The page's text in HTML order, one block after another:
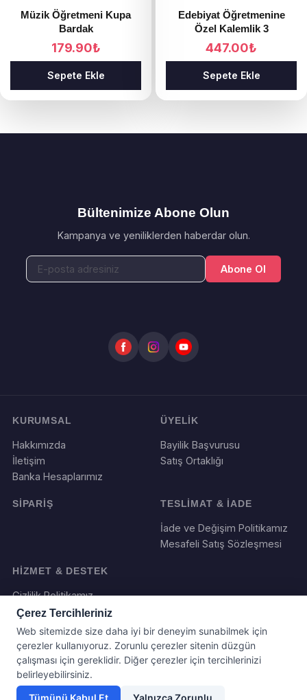
Müzik Öğretmeni Kupa
Bardak
179.90₺
Sepete Ekle
Edebiyat Öğretmenine
Özel Kalemlik 3
447.00₺
Sepete Ekle
Bültenimize Abone Olun
Kampanya ve yeniliklerden haberdar olun.
Abone Ol
KURUMSAL
Hakkımızda
İletişim
Banka Hesaplarımız
ÜYELİK
Bayilik Başvurusu
Satış Ortaklığı
SİPARİŞ TESLİMAT & İADE
İade ve Değişim Politikamız
Mesafeli Satış Sözleşmesi
HİZMET & DESTEK
Gizlilik Politikamız
Çerez Tercihleriniz
Web sitemizde size daha iyi bir deneyim sunabilmek için
çerezler kullanıyoruz. Zorunlu çerezler sitenin düzgün
çalışması için gereklidir. Diğer çerezler için tercihlerinizi
belirleyebilirsiniz.
Tümünü Kabul Et
Yalnızca Zorunlu